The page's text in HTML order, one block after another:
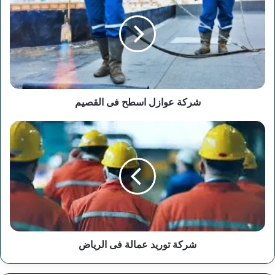
اسطح
القصيم
شركة عوازل اسطح فى القصيم
شركة
توريد
عمالة
فى
الرياض
شركة توريد عمالة فى الرياض